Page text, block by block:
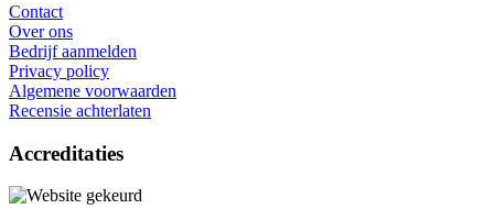
Contact
Over ons
Bedrijf aanmelden
Privacy policy
Algemene voorwaarden
Recensie achterlaten
Accreditaties